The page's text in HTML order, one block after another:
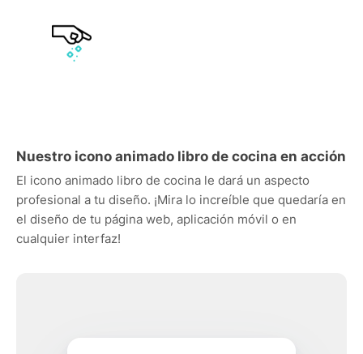
Nuestro icono animado libro de cocina en acción
El icono animado libro de cocina le dará un aspecto
profesional a tu diseño. ¡Mira lo increíble que quedaría en
el diseño de tu página web, aplicación móvil o en
cualquier interfaz!